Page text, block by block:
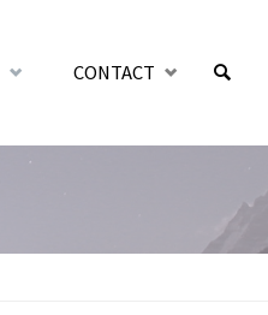
CONTACT
SEARCH